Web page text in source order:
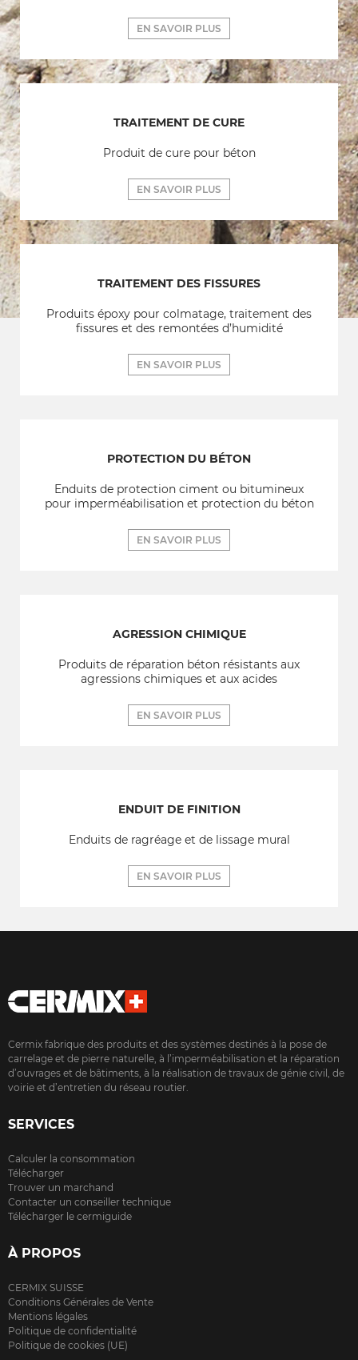
EN SAVOIR PLUS
TRAITEMENT DE CURE
Produit de cure pour béton
EN SAVOIR PLUS
TRAITEMENT DES FISSURES
Produits époxy pour colmatage, traitement des
fissures et des remontées d’humidité
EN SAVOIR PLUS
PROTECTION DU BÉTON
Enduits de protection ciment ou bitumineux
pour imperméabilisation et protection du béton
EN SAVOIR PLUS
AGRESSION CHIMIQUE
Produits de réparation béton résistants aux
agressions chimiques et aux acides
EN SAVOIR PLUS
ENDUIT DE FINITION
Enduits de ragréage et de lissage mural
EN SAVOIR PLUS
Cermix fabrique des produits et des systèmes destinés à la pose de
carrelage et de pierre naturelle, à l’imperméabilisation et la réparation
d’ouvrages et de bâtiments, à la réalisation de travaux de génie civil, de
voirie et d’entretien du réseau routier.
SERVICES
Calculer la consommation
Télécharger
Trouver un marchand
Contacter un conseiller technique
Télécharger le cermiguide
À PROPOS
CERMIX SUISSE
Conditions Générales de Vente
Mentions légales
Politique de confidentialité
Politique de cookies (UE)